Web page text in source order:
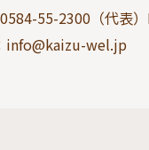
0584-55-2300 （代表
info@kaizu-wel.jp